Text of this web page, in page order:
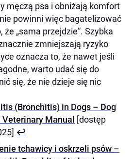
męczą psa i obniżają komfort
powinni więc bagatelizować
że „sama przejdzie”. Szybka
zmniejszają ryzyko
oznacza to, że nawet jeśli
warto udać się do
się, że nie dzieje się nic
(Bronchitis) in Dogs – Dog
Veterinary Manual [dostęp
↩︎
tchawicy i oskrzeli psów –